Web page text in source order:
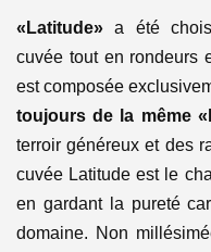
«Latitude» a été
cuvée tout en rondeurs
est composée
toujours de la même
terroir généreux et des
cuvée Latitude est le
en gardant la pureté
domaine. Non